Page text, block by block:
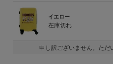
イエロー
在庫切れ
申し訳ございません。ただ